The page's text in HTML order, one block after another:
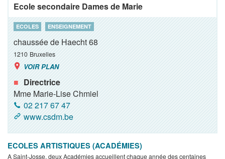
Ecole secondaire Dames de Marie
ECOLES ENSEIGNEMENT
chaussée de Haecht 68
1210 Bruxelles
VOIR PLAN
Directrice
Mme Marie-Lise Chmiel
02 217 67 47
www.csdm.be
ECOLES ARTISTIQUES (ACADÉMIES)
A Saint-Josse, deux Académies accueillent chaque année des centaines